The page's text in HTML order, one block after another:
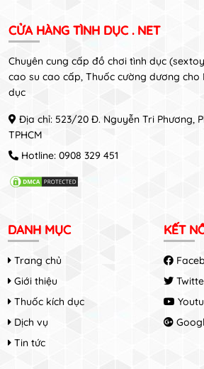
CỬA HÀNG TÌNH DỤC . NET
Chuyên cung cấp đồ chơi tình dục
cao su cao cấp, Thuốc cường dương cho
dục
Địa chỉ: 523/20 Đ. Nguyễn Tri Phương,
TPHCM
Hotline: 0908 329 451
DANH MỤC
Trang chủ
Giới thiệu
Thuốc kích dục
Dịch vụ
Tin tức
KẾT